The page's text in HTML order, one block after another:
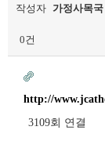
작성자 가정사목국
0건
http://
3109회 연결